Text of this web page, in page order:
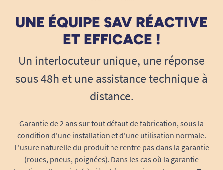
faciliter le rangement ou alléger le
transport.
Utilisation intérieure comme extérieure :
dimensions compactes permettant de
passer les portes standards, rayon de
braquage réduit pour les espaces exigus.
Transport après pliage facilité : roulettes
une valise.
Sécurité, fiabilité et homologation
certifiée
Conduite rassurante, conformité aux
UNE ÉQUIPE SAV RÉACTIVE
ET EFFICACE !
Un interlocuteur unique, une réponse
sous 48h et une assistance technique à
distance.
Garantie de 2 ans sur tout défaut de fabrication, sous la
condition d'une installation et d'une utilisation normale.
L'usure naturelle du produit ne rentre pas dans la garantie
(roues, pneus, poignées). Dans les cas où la garantie